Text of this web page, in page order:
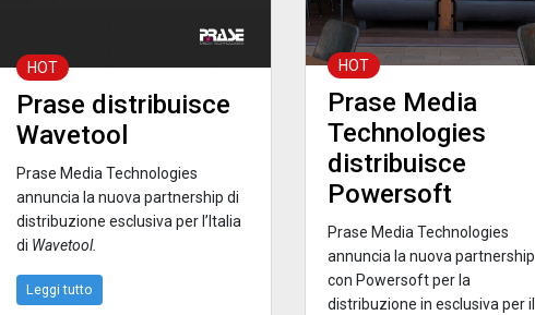
HOT
Prase distribuisce
Wavetool
Prase Media Technologies
annuncia la nuova partnership di
distribuzione esclusiva per l’Italia
di Wavetool.
Leggi tutto
HOT
Prase Media
Technologies
distribuisce
Powersoft
Prase Media Technologies
annuncia la nuova partnership
con Powersoft per la
distribuzione in esclusiva per il